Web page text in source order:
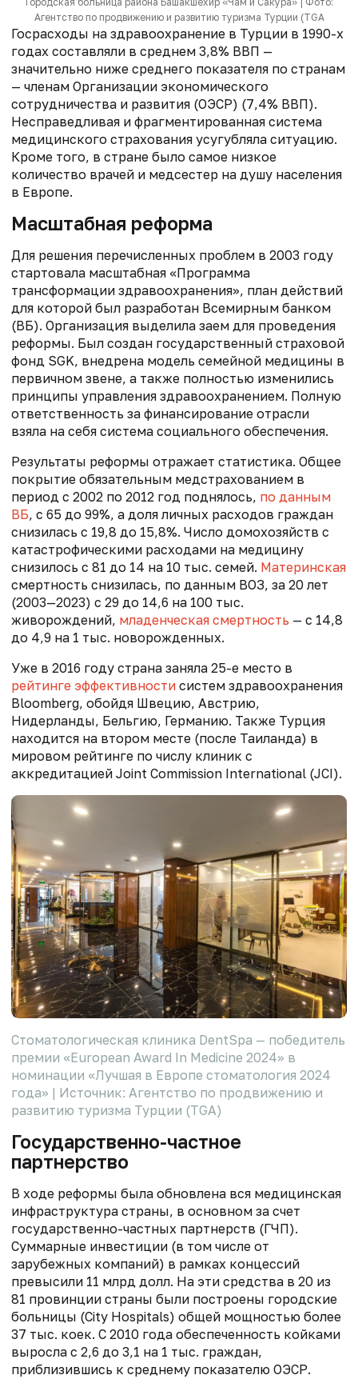
Агентство по продвижению и развитию туризма Турции (TGA
Госрасходы на здравоохранение в Турции в 1990-х
годах составляли в среднем 3,8% ВВП —
значительно ниже среднего показателя по странам
— членам Организации экономического
сотрудничества и развития (ОЭСР) (7,4% ВВП).
Несправедливая и фрагментированная система
медицинского страхования усугубляла ситуацию.
Кроме того, в стране было самое низкое
количество врачей и медсестер на душу населения
в Европе.
Масштабная реформа
Для решения перечисленных проблем в 2003 году
стартовала масштабная «Программа
трансформации здравоохранения», план действий
для которой был разработан Всемирным банком
(ВБ). Организация выделила заем для проведения
реформы. Был создан государственный страховой
фонд SGK, внедрена модель семейной медицины в
первичном звене, а также полностью изменились
принципы управления здравоохранением. Полную
ответственность за финансирование отрасли
взяла на себя система социального обеспечения.
Результаты реформы отражает статистика. Общее
покрытие обязательным медстрахованием в
период с 2002 по 2012 год поднялось, по данным
ВБ, с 65 до 99%, а доля личных расходов граждан
снизилась с 19,8 до 15,8%. Число домохозяйств с
катастрофическими расходами на медицину
снизилось с 81 до 14 на 10 тыс. семей. Материнская
смертность снизилась, по данным ВОЗ, за 20 лет
(2003—2023) с 29 до 14,6 на 100 тыс.
живорождений, младенческая смертность — с 14,8
до 4,9 на 1 тыс. новорожденных.
Уже в 2016 году страна заняла 25-е место в
рейтинге эффективности систем здравоохранения
Bloomberg, обойдя Швецию, Австрию,
Нидерланды, Бельгию, Германию. Также Турция
находится на втором месте (после Таиланда) в
мировом рейтинге по числу клиник с
аккредитацией Joint Commission International (JCI).
Стоматологическая клиника DentSpa — победитель
премии «European Award In Medicine 2024» в
номинации «Лучшая в Европе стоматология 2024
года» | Источник: Агентство по продвижению и
развитию туризма Турции (TGA)
Государственно-частное
партнерство
В ходе реформы была обновлена вся медицинская
инфраструктура страны, в основном за счет
государственно-частных партнерств (ГЧП).
Суммарные инвестиции (в том числе от
зарубежных компаний) в рамках концессий
превысили 11 млрд долл. На эти средства в 20 из
81 провинции страны были построены городские
больницы (City Hospitals) общей мощностью более
37 тыс. коек. С 2010 года обеспеченность койками
выросла с 2,6 до 3,1 на 1 тыс. граждан,
приблизившись к среднему показателю ОЭСР.